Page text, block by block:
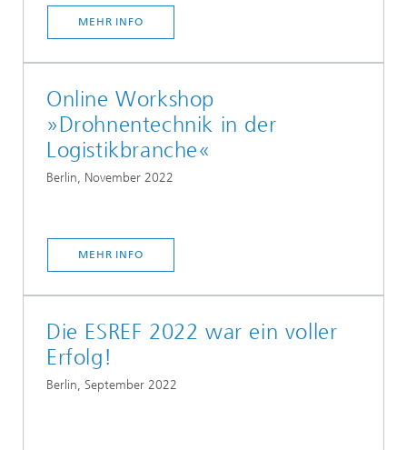
MEHR INFO
Online Workshop
»Drohnentechnik in der
Logistikbranche«
Berlin, November 2022
MEHR INFO
Die ESREF 2022 war ein voller
Erfolg!
Berlin, September 2022